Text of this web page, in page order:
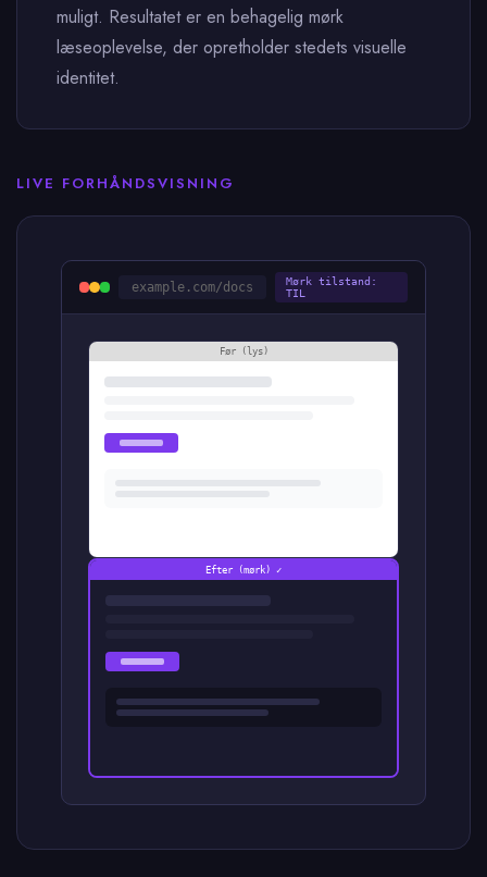
muligt. Resultatet er en behagelig mørk
læseoplevelse, der opretholder stedets visuelle
identitet.
LIVE FORHÅNDSVISNING
example.com/docs
Mørk tilstand:
TIL
Før (lys)
Efter (mørk) ✓